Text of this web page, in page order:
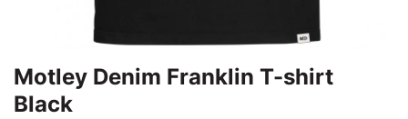
Motley Denim Franklin T-shirt
Black